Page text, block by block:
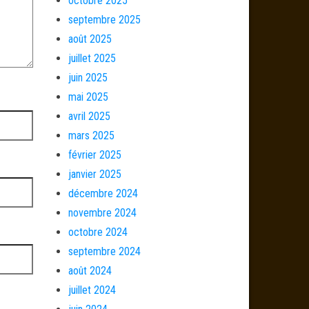
septembre 2025
août 2025
juillet 2025
juin 2025
mai 2025
avril 2025
mars 2025
février 2025
janvier 2025
décembre 2024
novembre 2024
octobre 2024
septembre 2024
août 2024
juillet 2024